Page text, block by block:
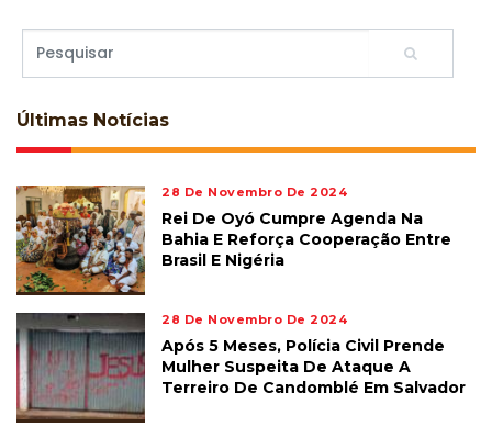
Últimas Notícias
28 De Novembro De 2024
Rei De Oyó Cumpre Agenda Na
Bahia E Reforça Cooperação Entre
Brasil E Nigéria
28 De Novembro De 2024
Após 5 Meses, Polícia Civil Prende
Mulher Suspeita De Ataque A
Terreiro De Candomblé Em Salvador